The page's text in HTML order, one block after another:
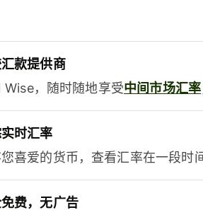
汇款提供商
Wise，随时随地享受中间市场汇率
时汇率
喜爱的货币，查看汇率在一段时
费，无广告